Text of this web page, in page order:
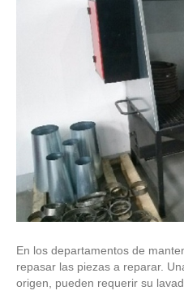
En los departamentos de
repasar las piezas a reparar.
origen, pueden requerir su